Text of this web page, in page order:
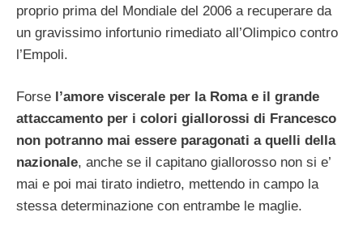
proprio prima del Mondiale del 2006 a recuperare da
un gravissimo infortunio rimediato all’Olimpico contro
l’Empoli.
Forse l’amore viscerale per la Roma e il grande
attaccamento per i colori giallorossi di Francesco
non potranno mai essere paragonati a quelli della
nazionale, anche se il capitano giallorosso non si e’
mai e poi mai tirato indietro, mettendo in campo la
stessa determinazione con entrambe le maglie.